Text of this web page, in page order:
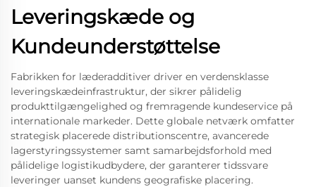
Leveringskæde og
Kundeunderstøttelse
Fabrikken for læderadditiver driver en verdensklasse
leveringskædeinfrastruktur, der sikrer pålidelig
produkttilgængelighed og fremragende kundeservice på
internationale markeder. Dette globale netværk omfatter
strategisk placerede distributionscentre, avancerede
lagerstyringssystemer samt samarbejdsforhold med
pålidelige logistikudbydere, der garanterer tidssvare
leveringer uanset kundens geografiske placering.